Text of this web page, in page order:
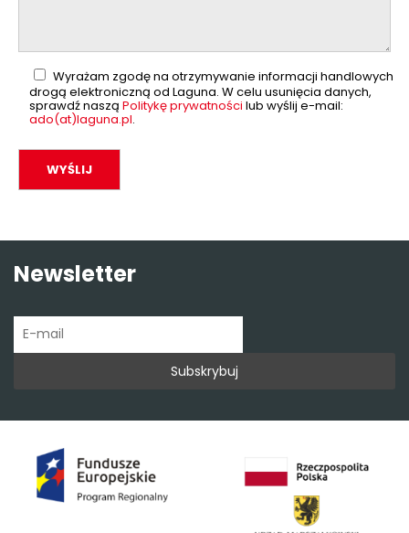
Wyrażam zgodę na otrzymywanie informacji handlowych
drogą elektroniczną od Laguna. W celu usunięcia danych,
sprawdź naszą Politykę prywatności lub wyślij e-mail:
ado(at)laguna.pl.
Newsletter